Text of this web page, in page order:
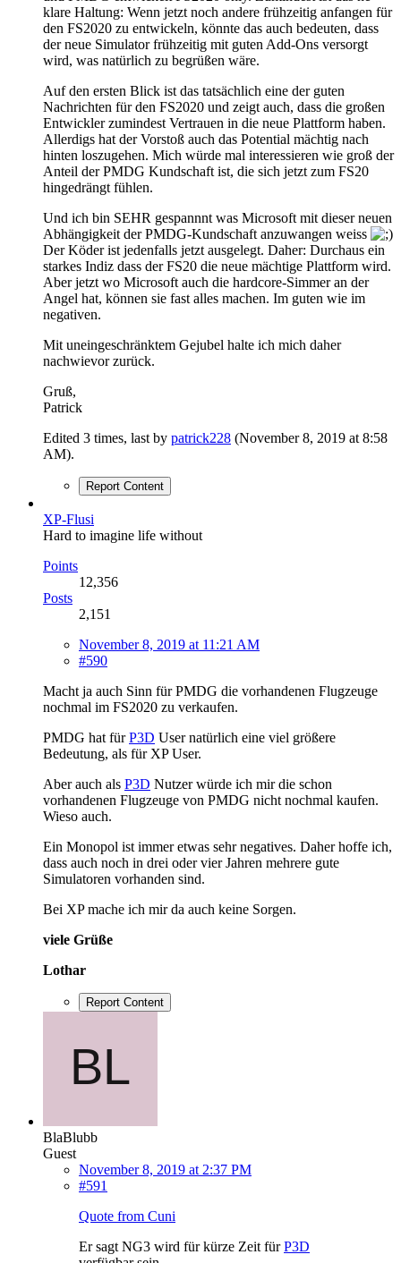
klare Haltung: Wenn jetzt noch andere frühzeitig anfangen für
den FS2020 zu entwickeln, könnte das auch bedeuten, dass
der neue Simulator frühzeitig mit guten Add-Ons versorgt
wird, was natürlich zu begrüßen wäre.
Auf den ersten Blick ist das tatsächlich eine der guten
Nachrichten für den FS2020 und zeigt auch, dass die großen
Entwickler zumindest Vertrauen in die neue Plattform haben.
Allerdigs hat der Vorstoß auch das Potential mächtig nach
hinten loszugehen. Mich würde mal interessieren wie groß der
Anteil der PMDG Kundschaft ist, die sich jetzt zum FS20
hingedrängt fühlen.
Und ich bin SEHR gespannnt was Microsoft mit dieser neuen
Abhängigkeit der PMDG-Kundschaft anzuwangen weiss
Der Köder ist jedenfalls jetzt ausgelegt. Daher: Durchaus ein
starkes Indiz dass der FS20 die neue mächtige Plattform wird.
Aber jetzt wo Microsoft auch die hardcore-Simmer an der
Angel hat, können sie fast alles machen. Im guten wie im
negativen.
Mit uneingeschränktem Gejubel halte ich mich daher
nachwievor zurück.
Gruß,
Patrick
Edited 3 times, last by patrick228 (November 8, 2019 at 8:58
AM).
Report Content
XP-Flusi
Hard to imagine life without
Points
12,356
Posts
2,151
November 8, 2019 at 11:21 AM
#590
Macht ja auch Sinn für PMDG die vorhandenen Flugzeuge
nochmal im FS2020 zu verkaufen.
PMDG hat fürP3D User natürlich eine viel größere
Bedeutung, als für XP User.
Aber auch als P3D Nutzer würde ich mir die schon
vorhandenen Flugzeuge von PMDG nicht nochmal kaufen.
Wieso auch.
Ein Monopol ist immer etwas sehr negatives. Daher hoffe ich,
dass auch noch in drei oder vier Jahren mehrere gute
Simulatoren vorhanden sind.
Bei XP mache ich mir da auch keine Sorgen.
viele Grüße
Lothar
Report Content
BlaBlubb
Guest
November 8, 2019 at 2:37 PM
#591
Quote from Cuni
Er sagt NG3 wird für kürze Zeit fürP3D